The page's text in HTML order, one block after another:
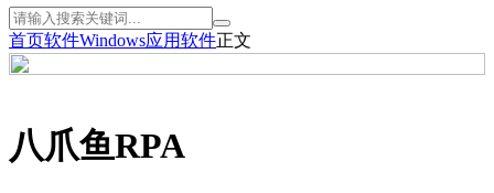
首页软件Windows应用软件正文
八爪鱼RPA